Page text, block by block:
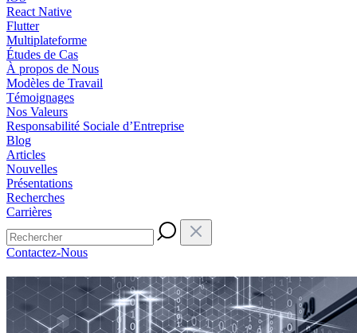
React Native
Flutter
Multiplateforme
Études de Cas
À propos de Nous
Modèles de Travail
Témoignages
Nos Valeurs
Responsabilité Sociale d’Entreprise
Blog
Articles
Nouvelles
Présentations
Recherches
Carrières
Contactez-Nous